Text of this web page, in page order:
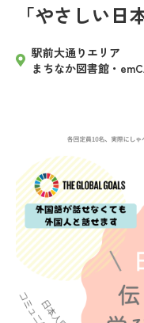
「やさしい
駅前大通りエリア
まちなか図書館・